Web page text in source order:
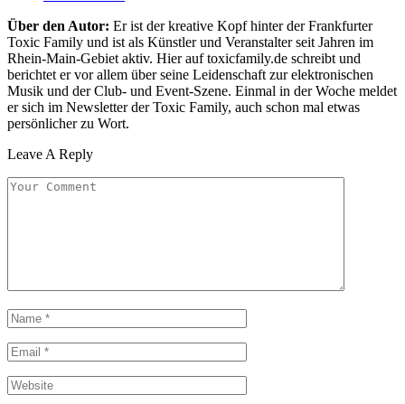
Über den Autor: Er ist der kreative Kopf hinter der Frankfurter
Toxic Family und ist als Künstler und Veranstalter seit Jahren im
Rhein-Main-Gebiet aktiv. Hier auf toxicfamily.de schreibt und
berichtet er vor allem über seine Leidenschaft zur elektronischen
Musik und der Club- und Event-Szene. Einmal in der Woche meldet
er sich im Newsletter der Toxic Family, auch schon mal etwas
persönlicher zu Wort.
Leave A Reply